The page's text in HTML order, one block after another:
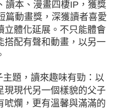
讀本、漫畫四棲IP，獲獎
篇動畫獎，深獲讀者喜愛
立體化延展。不只能體會
搭配有聲和動畫，以另一
題，讀來趣味有勁：以
現現代另一個樣貌的父子
唬爛，更有溫馨與滿滿的